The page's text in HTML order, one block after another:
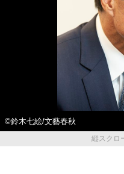
©鈴木七絵/文藝春秋
縦スクロ